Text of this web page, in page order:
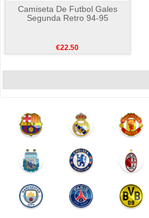
Camiseta De Futbol Gales
Segunda Retro 94-95
€22.50